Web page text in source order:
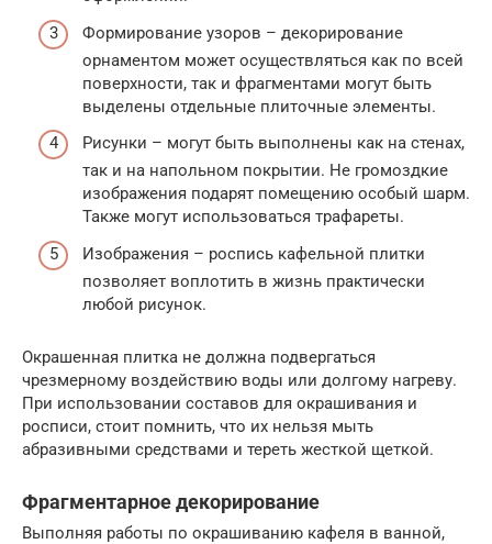
Формирование узоров – декорирование
орнаментом может осуществляться как по всей
поверхности, так и фрагментами могут быть
выделены отдельные плиточные элементы.
Рисунки – могут быть выполнены как на стенах,
так и на напольном покрытии. Не громоздкие
изображения подарят помещению особый шарм.
Также могут использоваться трафареты.
Изображения – роспись кафельной плитки
позволяет воплотить в жизнь практически
любой рисунок.
Окрашенная плитка не должна подвергаться
чрезмерному воздействию воды или долгому нагреву.
При использовании составов для окрашивания и
росписи, стоит помнить, что их нельзя мыть
абразивными средствами и тереть жесткой щеткой.
Фрагментарное декорирование
Выполняя работы по окрашиванию кафеля в ванной,